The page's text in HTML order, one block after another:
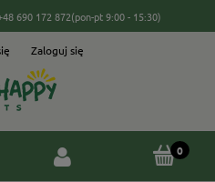
690 172 872(pon-pt 9:00 - 15:30)
Zaloguj się